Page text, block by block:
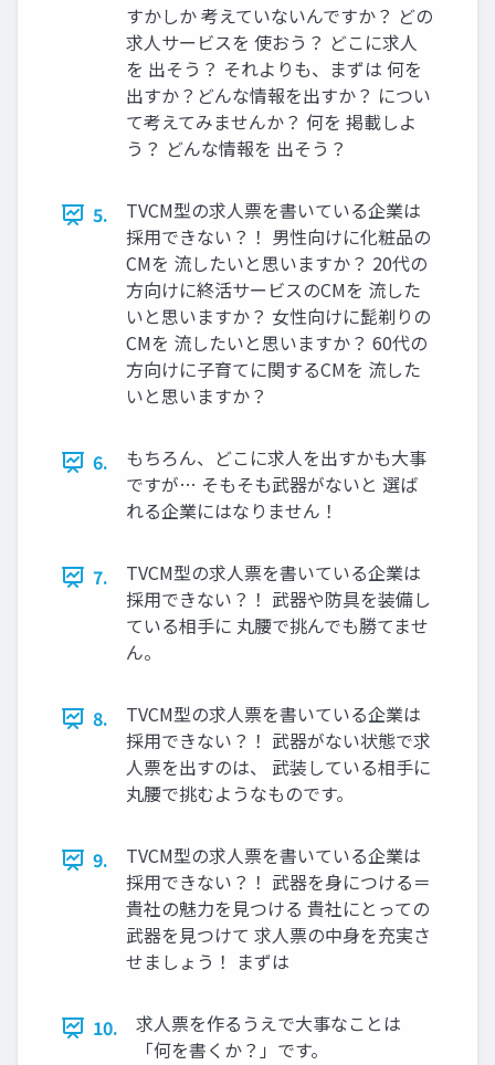
すかしか 考えていないんですか？ どの
求人サービスを 使おう？ どこに求人
を 出そう？ それよりも、まずは 何を
出すか？どんな情報を出すか？ につい
て考えてみませんか？ 何を 掲載しよ
う？ どんな情報を 出そう？
5.
TVCM型の求人票を書いている企業は
採用できない？！ 男性向けに化粧品の
CMを 流したいと思いますか？ 20代の
方向けに終活サービスのCMを 流した
いと思いますか？ 女性向けに髭剃りの
CMを 流したいと思いますか？ 60代の
方向けに子育てに関するCMを 流した
いと思いますか？
6.
もちろん、どこに求人を出すかも大事
ですが… そもそも武器がないと 選ば
れる企業にはなりません！
7.
TVCM型の求人票を書いている企業は
採用できない？！ 武器や防具を装備し
ている相手に 丸腰で挑んでも勝てませ
ん。
8.
TVCM型の求人票を書いている企業は
採用できない？！ 武器がない状態で求
人票を出すのは、 武装している相手に
丸腰で挑むようなものです。
9.
TVCM型の求人票を書いている企業は
採用できない？！ 武器を身につける＝
貴社の魅力を見つける 貴社にとっての
武器を見つけて 求人票の中身を充実さ
せましょう！ まずは
10.
求人票を作るうえで大事なことは
「何を書くか？」です。